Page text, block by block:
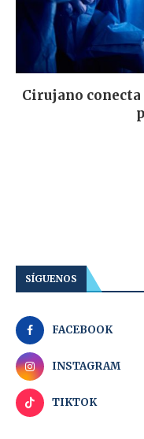
Cirujano conecta
SÍGUENOS
FACEBOOK
INSTAGRAM
TIKTOK